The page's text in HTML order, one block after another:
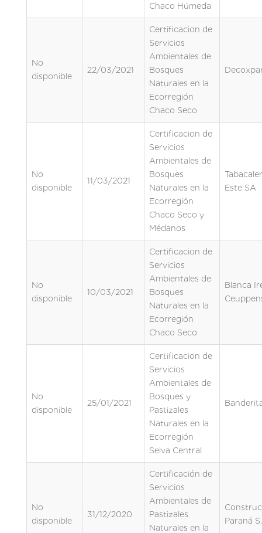
Chaco Húmeda
No
disponible
22/03/2021
Certificacion de
Servicios
Ambientales de
Bosques
Naturales en la
Ecorregión
Chaco Seco
No
disponible
11/03/2021
Certificacion de
Servicios
Ambientales de
Bosques
Naturales en la
Ecorregión
Chaco Seco y
Médanos
Este SA
No
disponible
10/03/2021
Certificacion de
Servicios
Ambientales de
Bosques
Naturales en la
Ecorregión
Chaco Seco
Blanca
No
disponible
25/01/2021
Certificacion de
Servicios
Ambientales de
Bosques y
Pastizales
Naturales en la
Ecorregión
Selva Central
No
disponible
31/12/2020
Certificación de
Servicios
Ambientales de
Pastizales
Naturales en la
Paraná